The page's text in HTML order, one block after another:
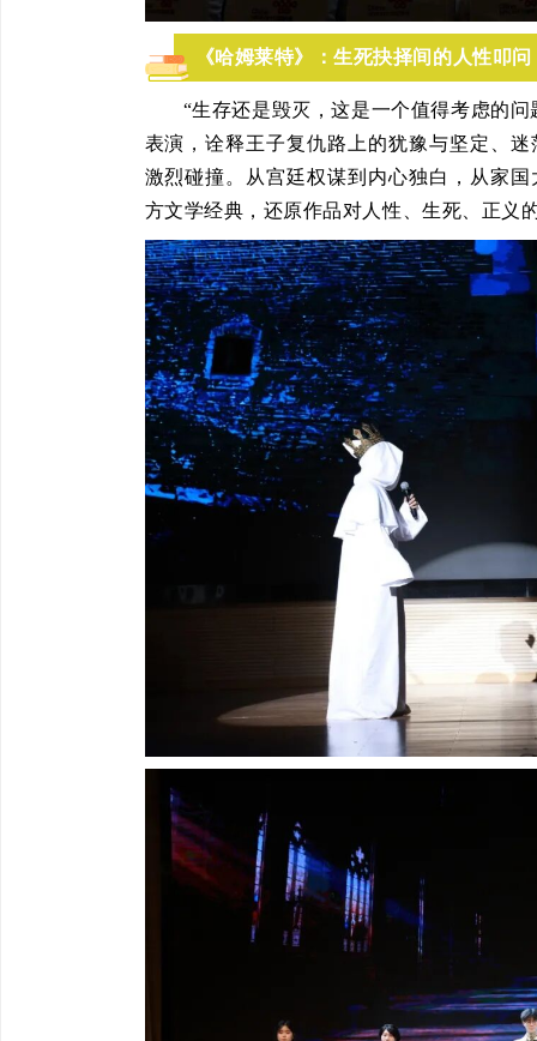
《哈姆莱特》：生死抉择间的人性叩问
“生存还是毁灭，这是一个值得考虑的
表演，诠释王子复仇路上的犹豫与坚定、
激烈碰撞。从宫廷权谋到内心独白，从家
方文学经典，还原作品对人性、生死、正义